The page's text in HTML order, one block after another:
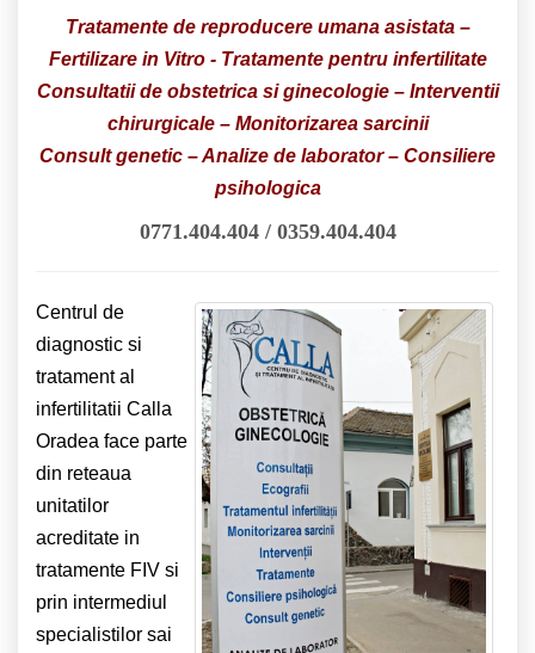
Tratamente de reproducere umana asistata –
Fertilizare in Vitro - Tratamente pentru infertilitate
Consultatii de obstetrica si ginecologie – Interventii
chirurgicale – Monitorizarea sarcinii
Consult genetic – Analize de laborator – Consiliere
psihologica
0771.404.404 / 0359.404.404
Centrul de
diagnostic si
tratament al
infertilitatii Calla
Oradea face parte
din reteaua
unitatilor
acreditate in
tratamente FIV si
prin intermediul
specialistilor sai